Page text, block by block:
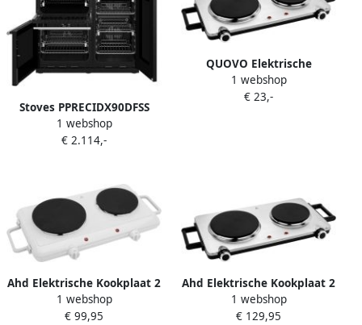
Stoves PPRECIDX90DFSS
Range-fornuis Electrisch
Gaskookplaat Roestvrijstaal
1 webshop
€ 2.114,-
QUOVO Elektrische
Kookplaat 2 Pits Elektrische
Fornuis Elektrische
1 webshop
€ 23,-
Ahd Elektrische Kookplaat 2
Pits Elektrische Fornuis
Elektrische Kookplaat
1 webshop
€ 99,95
Ahd Elektrische Kookplaat 2
Pits Elektrische Fornuis
Elektrische Kookplaat
1 webshop
€ 129,95